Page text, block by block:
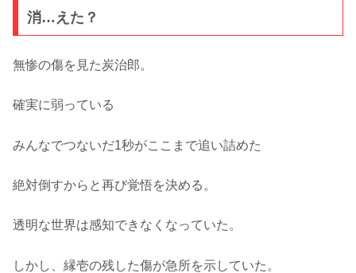
消…えた？
無惨の傷を見た炭治郎。
確実に弱っている
みんなでつないだ1秒がここまで追い詰めた
絶対倒すからと再び覚悟を決める。
透明な世界は感知できなくなっていた。
しかし、縁壱の残した傷が急所を示していた。